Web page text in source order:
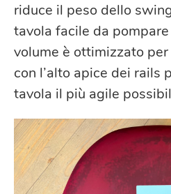
riduce il peso dello
tavola facile da
volume è ottimizzato
con l’alto apice dei rails
tavola il più agile